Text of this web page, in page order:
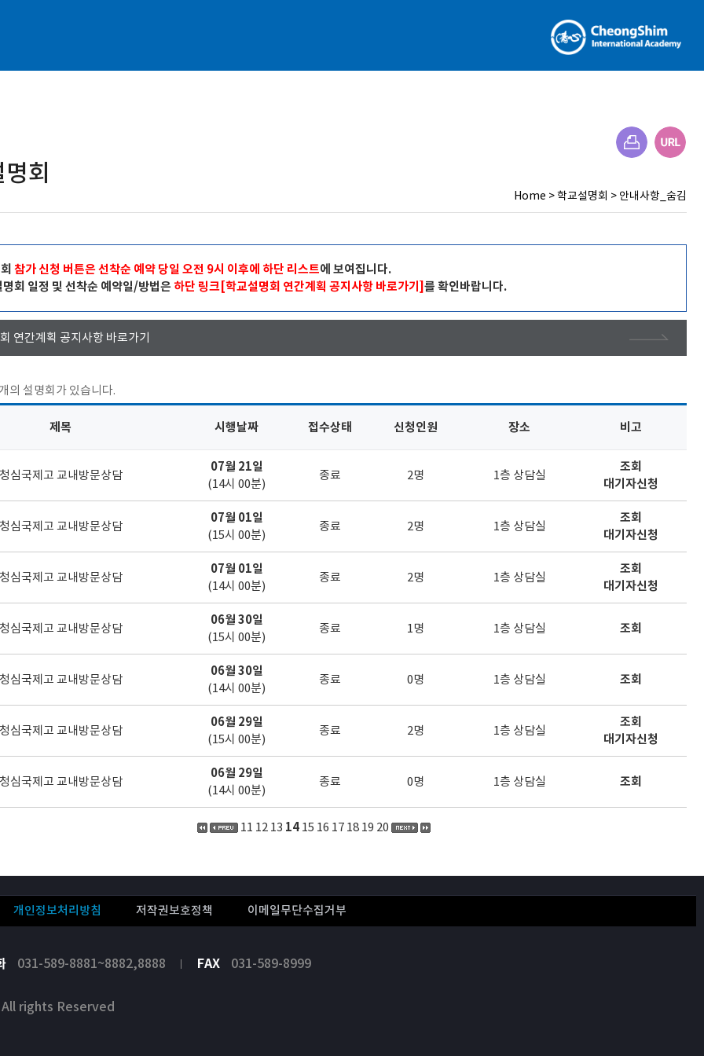
Home >학교설명회 > 안내사항_숨김
회
참가 신청 버튼은 선착순 예약 당일 오전 9시 이후에 하단 리스트에 보여집니다.
명회 일정 및 선착순 예약일/방법은 하단 링크[학교설명회 연간계획 공지사항 바로가기] 를 확인바랍니다.
연간계획 공지사항 바로가기
개의 설명회가 있습니다.
제목 시행날짜 접수상태 신청인원 장소 비고
청심국제고 교내방문상담
07월 21일
(14시 00분)
종료 2명 1층 상담실
조회
대기자신청
청심국제고 교내방문상담
07월 01일
(15시 00분)
종료 2명 1층 상담실
조회
대기자신청
청심국제고 교내방문상담
07월 01일
(14시 00분)
종료 2명 1층 상담실
조회
대기자신청
청심국제고 교내방문상담
06월 30일
(15시 00분)
종료 1명 1층 상담실 조회
청심국제고 교내방문상담
06월 30일
(14시 00분)
종료 0명 1층 상담실 조회
청심국제고 교내방문상담
06월 29일
(15시 00분)
종료 2명 1층 상담실
조회
대기자신청
청심국제고 교내방문상담
06월 29일
(14시 00분)
종료 0명 1층 상담실 조회
11 12 13 14 15 16 17 18 19 20
개인정보처리방침 저작권보호정책 이메일무단수집거부
031-589-8881~8882,8888 FAX 031-589-8999
All rights Reserved